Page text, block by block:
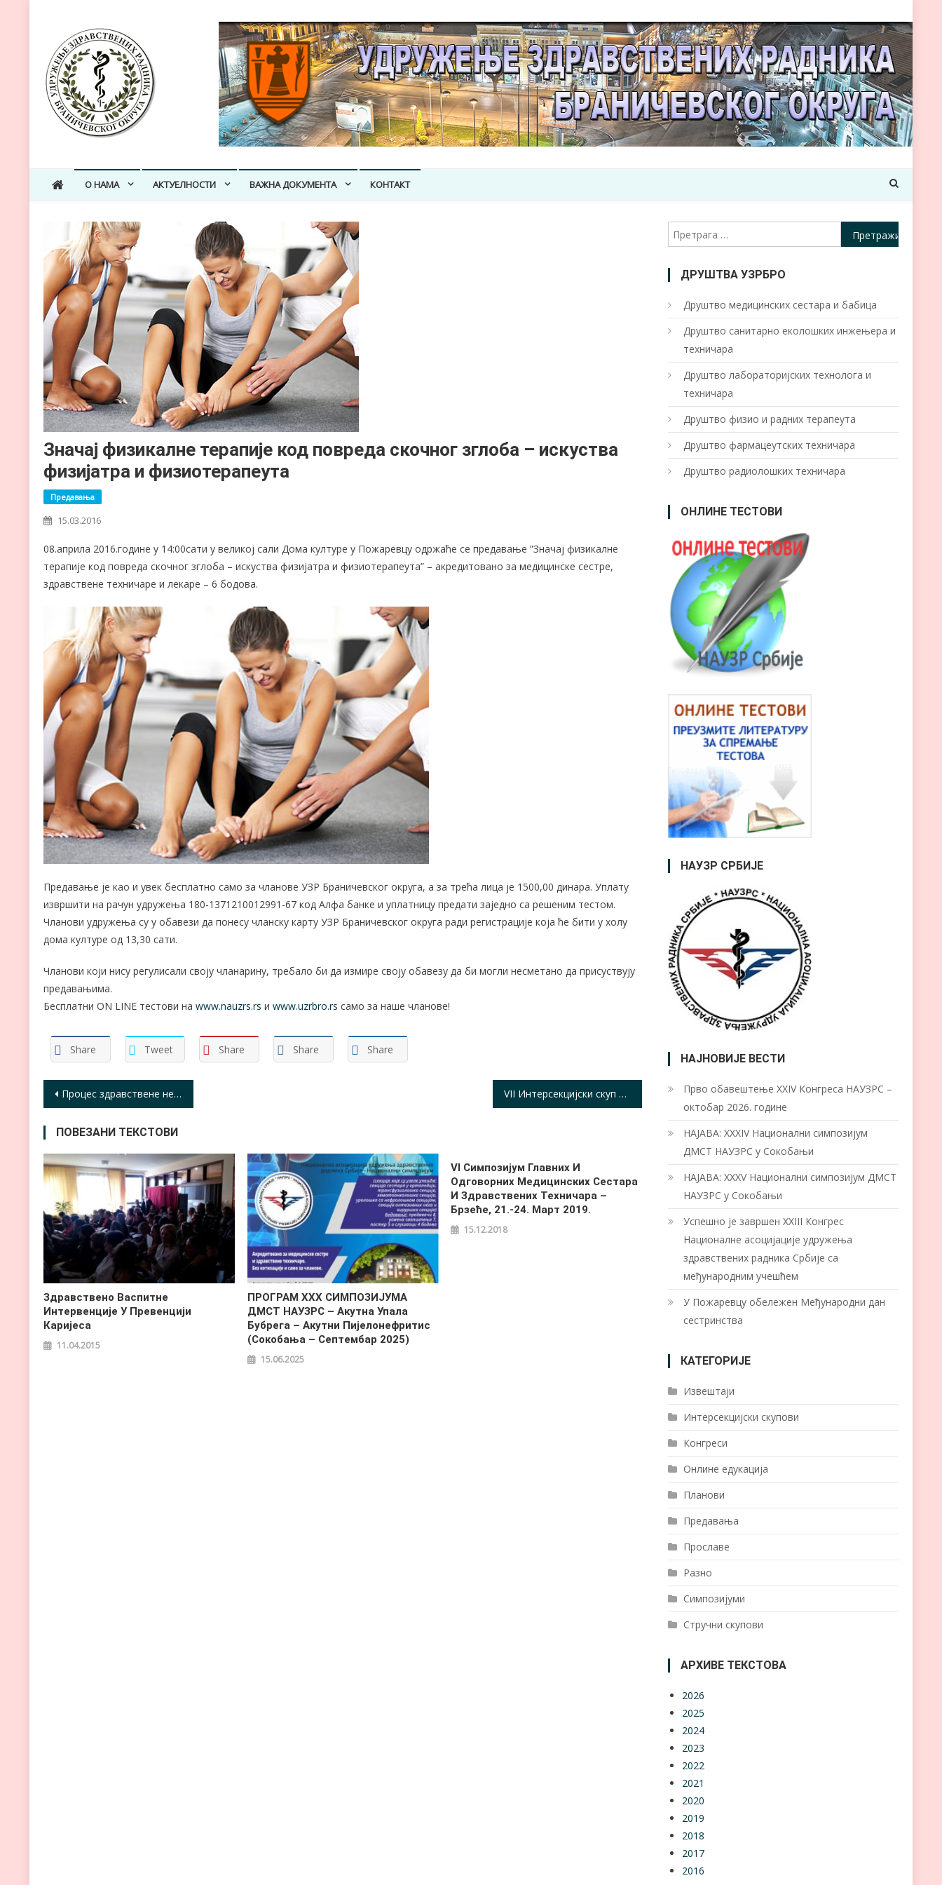
Удружење здравствених радника Браничевског округа
О НАМА АКТУЕЛНОСТИ ВАЖНA ДОКУМЕНТA КОНТАКТ
Значај физикалне терапије код повреда скочног зглоба – искуства
физијатра и физиотерапеута
Предавања
15.03.2016
08.априла 2016.године у 14:00сати у великој сали Дома културе у Пожаревцу одржаће се предавање ”Значај физикалне
терапије код повреда скочног зглоба – искуства физијатра и физиотерапеута” – акредитовано за медицинске сестре,
здравствене техничаре и лекаре – 6 бодова.
Предавање је као и увек бесплатно само за чланове УЗР Браничевског округа, а за трећа лица је 1500,00 динара. Уплату
извршити на рачун удружења 180-1371210012991-67 код Алфа банке и уплатницу предати заједно са решеним тестом.
Чланови удружења су у обавези да понесу чланску карту УЗР Браничевског округа ради регистрације која ће бити у холу
дома културе од 13,30 сати.
Чланови који нису регулисали своју чланарину, требало би да измире своју обавезу да би могли несметано да присуствују
предавањима.
Бесплатни ON LINE тестови на www.nauzrs.rs и www.uzrbro.rs само за наше чланове!
Share Tweet Share Share Share
Кретање
чланка
Процес здравствене неге код постоперативних компликација VII Интерсекцијски скуп Друштва медицинских сестара и бабица – Националне асоцијације удружења здравствених радника Србије – од 14 до 17. априла 2016. године – Хотел „Моравица“ – Сокобања
ПОВЕЗАНИ ТЕКСТОВИ
Здравствено Васпитне
Интервенције У Превенцији
Каријеса
11.04.2015
ПРОГРАМ XXX СИМПОЗИЈУМА
ДМСТ НАУЗРС – Акутна Упала
Бубрега – Акутни Пијелонефритис
(Сокобања – Септембар 2025)
15.06.2025
VI Симпозијум Главних И
Одговорних Медицинских Сестара
И Здравствених Техничара –
Брзеће, 21.-24. Март 2019.
15.12.2018
Претрага
за:
ДРУШТВА УЗРБРО
Друштво медицинских сестара и бабица
Друштво санитарно еколошких инжењера и
техничара
Друштво лабoраторијских технолога и
техничара
Друштво физио и радних терапеута
Друштво фармацеутских техничара
Друштво радиолошких техничара
ОНЛИНЕ ТЕСТОВИ
НАУЗР СРБИЈЕ
НАЈНОВИЈЕ ВЕСТИ
Прво обавештење XXIV Конгреса НАУЗРС –
октобар 2026. године
НАЈАВА: XXXIV Национални симпозијум
ДМСТ НАУЗРС у Сокобањи
НАЈАВА: XXXV Национални симпозијум ДМСТ
НАУЗРС у Сокобањи
Успешно је завршен XXIII Конгрес
Националне асоцијације удружења
здравствених радника Србије са
међународним учешћем
У Пожаревцу обележен Међународни дан
сестринства
КАТЕГОРИЈЕ
Извештаји
Интерсекцијски скупови
Конгреси
Онлине едукација
Планови
Предавања
Прославе
Разно
Симпозијуми
Стручни скупови
АРХИВЕ ТЕКСТОВА
2026
2025
2024
2023
2022
2021
2020
2019
2018
2017
2016